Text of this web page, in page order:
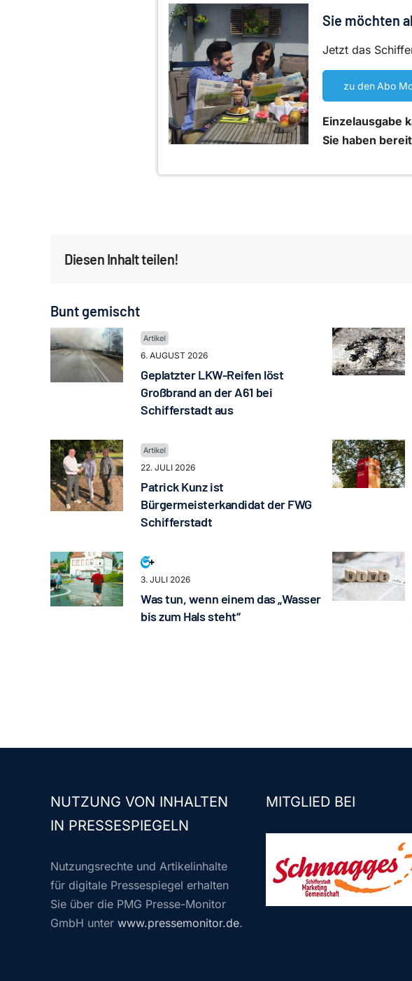
Sie möchten
Jetzt das
zu den Abo
Einzelausgabe
Sie haben
Diesen Inhalt teilen!
Bunt gemischt
6. AUGUST 2026
Geplatzter LKW-Reifen löst
Großbrand an der A61 bei
Schifferstadt aus
22. JULI 2026
Patrick Kunz ist
Bürgermeisterkandidat der FWG
Schifferstadt
3. JULI 2026
Was tun, wenn einem das „Wasser
bis zum Hals steht“
NUTZUNG VON INHALTEN
IN PRESSESPIEGELN
Nutzungsrechte und Artikelinhalte
für digitale Pressespiegel erhalten
Sie über die PMG Presse-Monitor
GmbH unter www.pressemonitor.de.
MITGLIED BEI